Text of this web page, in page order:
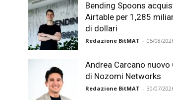
Bending Spoons
Airtable per 1,285
di dollari
Redazione BitMAT - 05/08/
Andrea Carcano nuovo
di Nozomi Networks
Redazione BitMAT - 30/07/